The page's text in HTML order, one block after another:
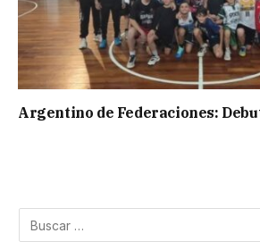
Argentino de Federaciones: